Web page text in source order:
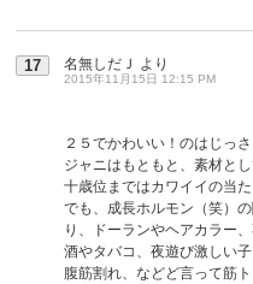
17 名無しだＪ より
2015年11月15日 12:15 PM
２５でかわいい！のはじっさ
ジャニはもともと、素材と
十歳位まではカワイイの当た
でも、成長ホルモン（笑）
り、ドーランやヘアカラー
酒やタバコ、夜遊び激しい子
腹筋割れ、などど言って筋